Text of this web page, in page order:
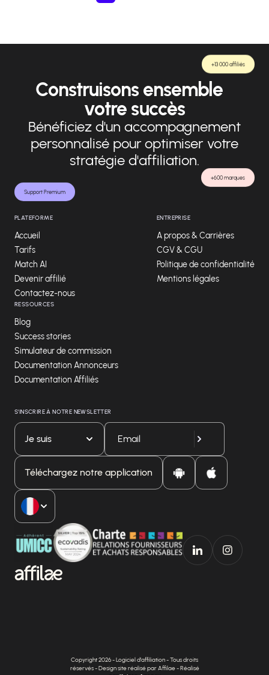
Support Premium
+600 marques
+13 000 affiliés
Construisons ensemble
votre succès
Bénéficiez d'un accompagnement
personnalisé pour optimiser votre
stratégie d'affiliation.
PLATEFORME
Accueil
Tarifs
Match AI
Devenir affilié
Contactez-nous
ENTREPRISE
A propos & Carrières
CGV & CGU
Politique de confidentialité
Mentions légales
RESSOURCES
Blog
Success stories
Simulateur de commission
Documentation Annonceurs
Documentation Affiliés
S'INSCRIRE À NOTRE NEWSLETTER
Je suis
Téléchargez notre application
Copyright 2026 - Logiciel d'affiliation - Tous droits
réservés - Design site réalisé par Affilae - Réalisé